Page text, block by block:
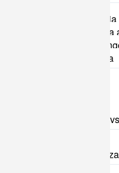
Ginekologija
Pulmologija
Druge
Dispanzer